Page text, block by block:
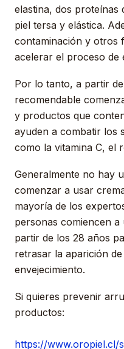
elastina, dos proteínas
piel tersa y elástica.
contaminación y otros
acelerar el proceso de
Por lo tanto, a partir
recomendable
y productos que
ayuden a combatir los
como la vitamina C, el
Generalmente no hay
comenzar a usar
mayoría de los
personas comiencen
partir de los 28 años
retrasar la aparición
envejecimiento.
Si quieres prevenir
productos:
https://www.oropiel.cl/